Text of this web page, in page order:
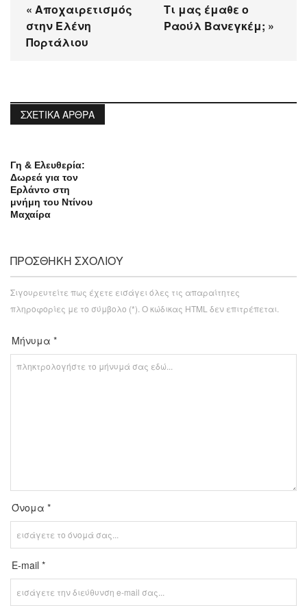
« Αποχαιρετισμός
στην Ελένη
Πορτάλιου
Τι μας έμαθε ο
Ραούλ Βανεγκέμ; »
ΣΧΕΤΙΚΆ ΆΡΘΡΑ
Γη & Ελευθερία:
Δωρεά για τον
Ερλάντο στη
μνήμη του Ντίνου
Μαχαίρα
ΠΡΟΣΘΉΚΗ ΣΧΟΛΊΟΥ
Σιγουρευτείτε πως έχετε εισάγει όλες τις απαραίτητες
πληροφορίες με το σύμβολο (*). Ο κώδικας HTML δεν επιτρέπεται.
Μήνυμα *
Όνομα *
E-mail *